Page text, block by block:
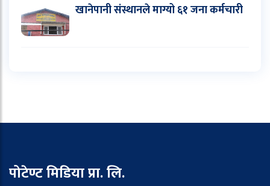
खानेपानी संस्थानले माग्यो ६१ जना कर्मचारी
पोटेण्ट मिडिया प्रा. लि.